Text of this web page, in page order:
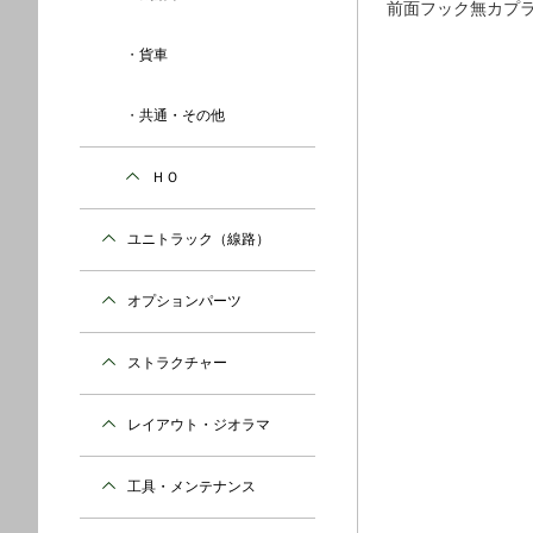
前面フック無カプ
貨車
共通・その他
ＨＯ
ユニトラック（線路）
オプションパーツ
ストラクチャー
レイアウト・ジオラマ
工具・メンテナンス